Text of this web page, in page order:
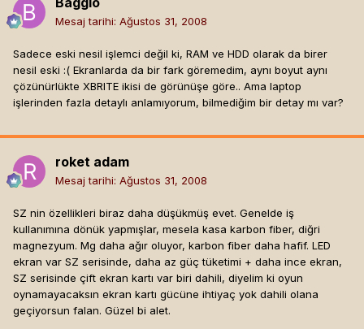
Mesaj tarihi: Ağustos 31, 2008
Sadece eski nesil işlemci değil ki, RAM ve HDD olarak da birer
nesil eski :( Ekranlarda da bir fark göremedim, aynı boyut aynı
çözünürlükte XBRITE ikisi de görünüşe göre.. Ama laptop
işlerinden fazla detaylı anlamıyorum, bilmediğim bir detay mı var?
roket adam
Mesaj tarihi: Ağustos 31, 2008
SZ nin özellikleri biraz daha düşükmüş evet. Genelde iş
kullanımına dönük yapmışlar, mesela kasa karbon fiber, diğri
magnezyum. Mg daha ağır oluyor, karbon fiber daha hafif. LED
ekran var SZ serisinde, daha az güç tüketimi + daha ince ekran,
SZ serisinde çift ekran kartı var biri dahili, diyelim ki oyun
oynamayacaksın ekran kartı gücüne ihtiyaç yok dahili olana
geçiyorsun falan. Güzel bi alet.